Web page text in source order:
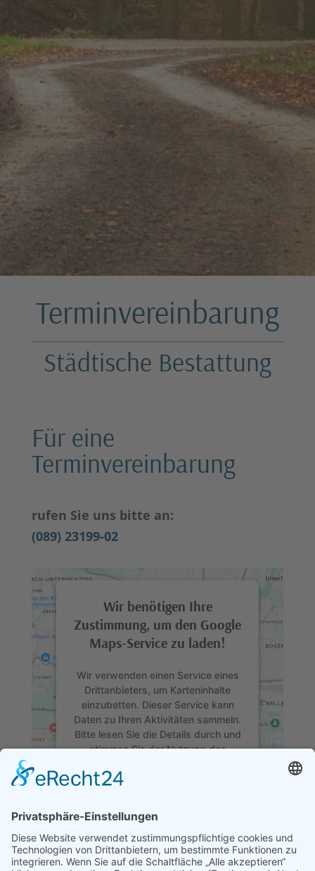
Terminvereinbarung
Städtische Bestattung
Für eine
Terminvereinbarung
rufen Sie uns bitte an:
(089) 23199-02
Wir benötigen Ihre
Zustimmung, um den Google
Maps-Service zu laden!
Wir verwenden einen Service eines
Drittanbieters, um Karteninhalte
einzubetten. Dieser Service kann
Daten zu Ihren Aktivitäten sammeln.
Bitte lesen Sie die Details durch und
stimmen Sie der Nutzung des
Mehr Informationen
Akzeptieren